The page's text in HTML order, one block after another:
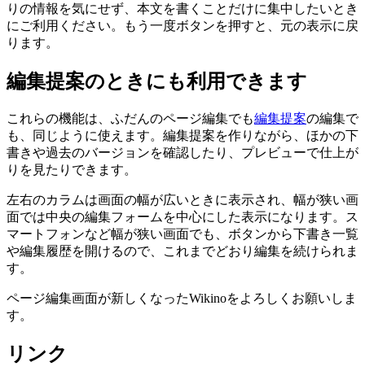
りの情報を気にせず、本文を書くことだけに集中したいとき
にご利用ください。もう一度ボタンを押すと、元の表示に戻
ります。
編集提案のときにも利用できます
これらの機能は、ふだんのページ編集でも編集提案の編集で
も、同じように使えます。編集提案を作りながら、ほかの下
書きや過去のバージョンを確認したり、プレビューで仕上が
りを見たりできます。
左右のカラムは画面の幅が広いときに表示され、幅が狭い画
面では中央の編集フォームを中心にした表示になります。ス
マートフォンなど幅が狭い画面でも、ボタンから下書き一覧
や編集履歴を開けるので、これまでどおり編集を続けられま
す。
ページ編集画面が新しくなったWikinoをよろしくお願いしま
す。
リンク